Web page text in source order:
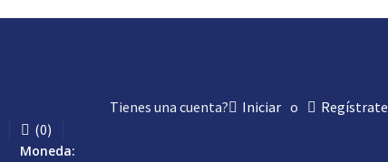
Tienes una cuenta? Iniciar o
Regístrate
(0)
Moneda: